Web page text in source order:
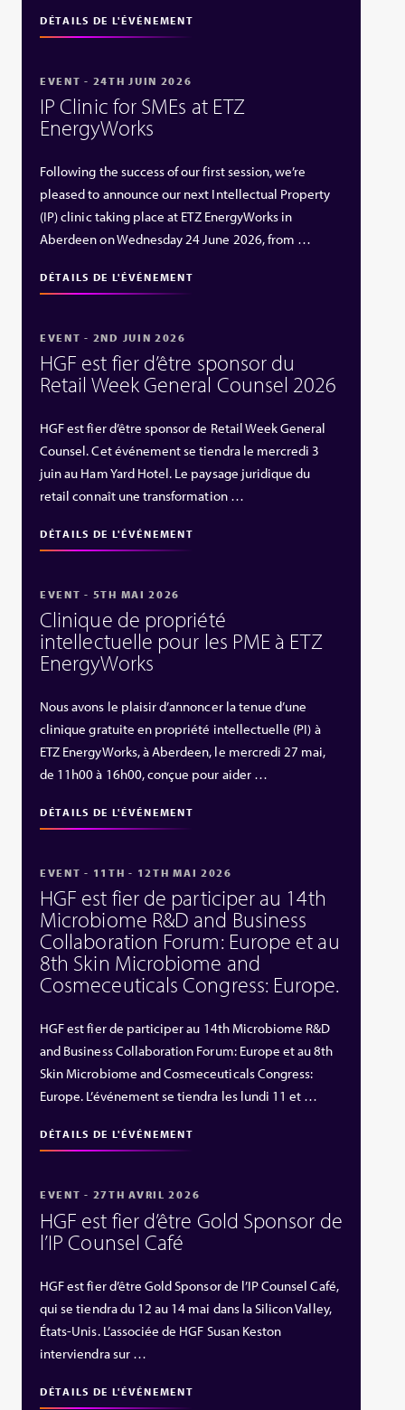
DÉTAILS DE L'ÉVÉNEMENT
EVENT - 24TH JUIN 2026
IP Clinic for SMEs at ETZ
EnergyWorks
Following the success of our first session, we’re
pleased to announce our next Intellectual Property
(IP) clinic taking place at ETZ EnergyWorks in
Aberdeen on Wednesday 24 June 2026, from …
DÉTAILS DE L'ÉVÉNEMENT
EVENT - 2ND JUIN 2026
HGF est fier d’être sponsor du
Retail Week General Counsel 2026
HGF est fier d’être sponsor de Retail Week General
Counsel. Cet événement se tiendra le mercredi 3
juin au Ham Yard Hotel. Le paysage juridique du
retail connaît une transformation …
DÉTAILS DE L'ÉVÉNEMENT
EVENT - 5TH MAI 2026
Clinique de propriété
intellectuelle pour les PME à ETZ
EnergyWorks
Nous avons le plaisir d’annoncer la tenue d’une
clinique gratuite en propriété intellectuelle (PI) à
ETZ EnergyWorks, à Aberdeen, le mercredi 27 mai,
de 11h00 à 16h00, conçue pour aider …
DÉTAILS DE L'ÉVÉNEMENT
EVENT - 11TH - 12TH MAI 2026
HGF est fier de participer au 14th
Microbiome R&D and Business
Collaboration Forum: Europe et au
8th Skin Microbiome and
Cosmeceuticals Congress: Europe.
HGF est fier de participer au 14th Microbiome R&D
and Business Collaboration Forum: Europe et au 8th
Skin Microbiome and Cosmeceuticals Congress:
Europe. L’événement se tiendra les lundi 11 et …
DÉTAILS DE L'ÉVÉNEMENT
EVENT - 27TH AVRIL 2026
HGF est fier d’être Gold Sponsor de
l’IP Counsel Café
HGF est fier d’être Gold Sponsor de l’IP Counsel Café,
qui se tiendra du 12 au 14 mai dans la Silicon Valley,
États‑Unis. L’associée de HGF Susan Keston
interviendra sur …
DÉTAILS DE L'ÉVÉNEMENT